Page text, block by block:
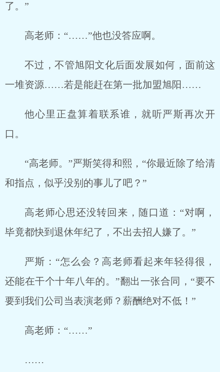
了。”
高老师：“……”他也没答应啊。
不过，不管旭阳文化后面发展如何，面前这
一堆资源……若是能赶在第一批加盟旭阳……
他心里正盘算着联系谁，就听严斯再次开
口。
“高老师。”严斯笑得和熙，“你最近除了给清
和指点，似乎没别的事儿了吧？”
高老师心思还没转回来，随口道：“对啊，
毕竟都快到退休年纪了，不出去招人嫌了。”
严斯：“怎么会？高老师看起来年轻得很，
还能在干个十年八年的。”翻出一张合同，“要不
要到我们公司当表演老师？薪酬绝对不低！”
高老师：“……”
……